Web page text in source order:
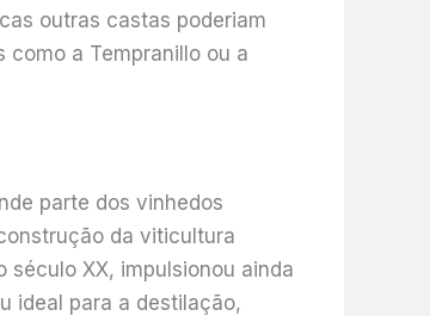
outras castas poderiam
a Tempranillo ou a
parte dos vinhedos
da viticultura
XX, impulsionou ainda
ideal para a destilação,